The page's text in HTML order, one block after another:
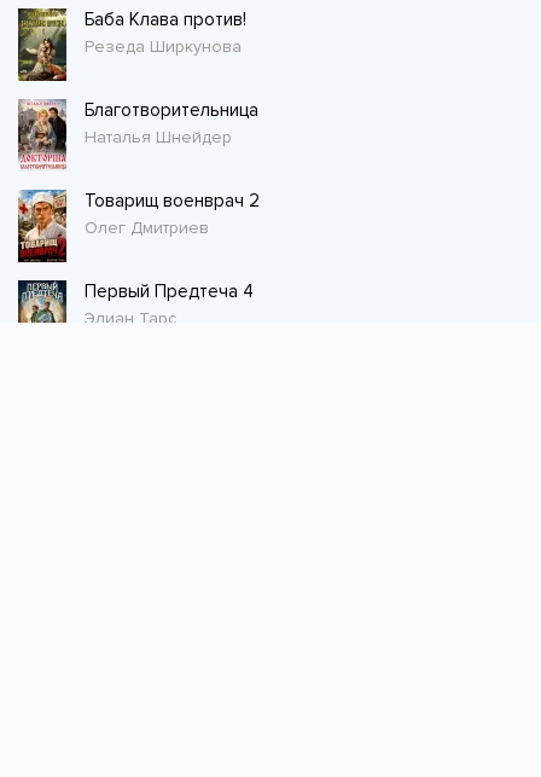
Баба Клава против!
Резеда Ширкунова
Благотворительница
Наталья Шнейдер
Товарищ военврач 2
Олег Дмитриев
Первый Предтеча 4
Элиан Тарс